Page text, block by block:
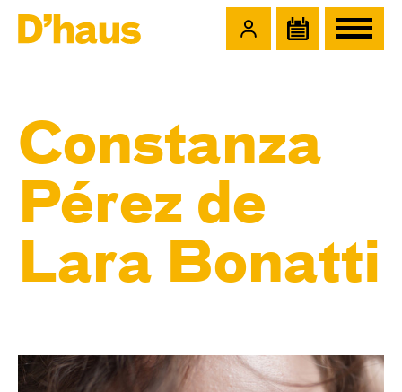
Constanza
Pérez de
Lara Bonatti